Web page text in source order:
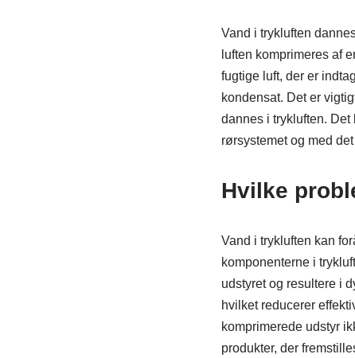
Vand i trykluften
luften komprimeres af
fugtige luft, der er
kondensat. Det er
dannes i trykluften.
rørsystemet og med
Hvilke
Vand i trykluften kan
komponenterne i
udstyret og resultere i
hvilket reducerer
komprimerede udstyr
produkter, der